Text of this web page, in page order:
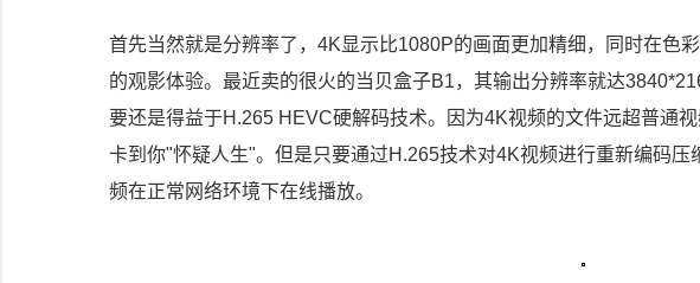
首先当然就是分辨率了，4K显示比1080P的画面更加精细，同时在色
的观影体验。最近卖的很火的当贝盒子B1，其输出分辨率就达
要还是得益于H.265 HEVC硬解码技术。因为4K视频的文件远超普通
卡到你"怀疑人生"。但是只要通过H.265技术对4K视频进行重新编码
频在正常网络环境下在线播放。